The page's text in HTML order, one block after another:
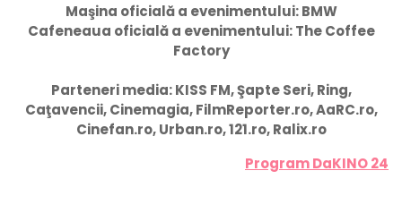
Maşina oficială a evenimentului: BMW
Cafeneaua oficială a evenimentului: The Coffee
Factory
Parteneri media: KISS FM, Şapte Seri, Ring,
Caţavencii, Cinemagia, FilmReporter.ro, AaRC.ro,
Cinefan.ro, Urban.ro, 121.ro, Ralix.ro
Program DaKINO 24